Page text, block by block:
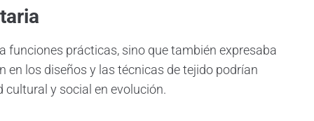
funciones prácticas, sino que también expresaba
en los diseños y las técnicas de tejido podrían
y social en evolución.